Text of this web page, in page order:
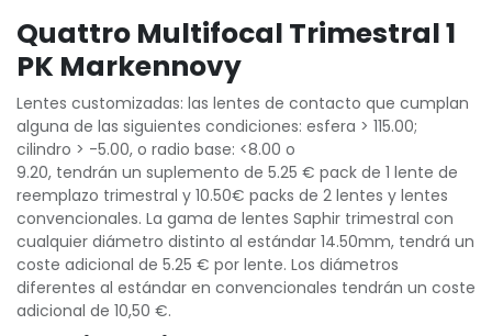
Quattro Multifocal Trimestral 1
PK Markennovy
Lentes customizadas: las lentes de contacto que cumplan
alguna de las siguientes condiciones: esfera > 115.00;
cilindro > -5.00, o radio base: <8.00 o
9.20, tendrán un suplemento de 5.25 € pack de 1 lente de
reemplazo trimestral y 10.50€ packs de 2 lentes y lentes
convencionales. La gama de lentes Saphir trimestral con
cualquier diámetro distinto al estándar 14.50mm, tendrá un
coste adicional de 5.25 € por lente. Los diámetros
diferentes al estándar en convencionales tendrán un coste
adicional de 10,50 €.